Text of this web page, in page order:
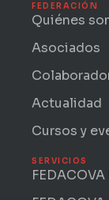
FEDERACIÓN
Quiénes
Asociados
Actualidad
Cursos y
SERVICIOS